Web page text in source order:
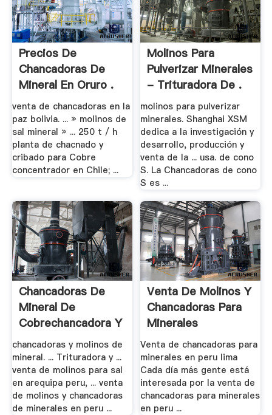
Precios De
Chancadoras De
Mineral En Oruro .
venta de chancadoras en la
paz bolivia. ... » molinos de
sal mineral » ... 250 t / h
planta de chacnado y
cribado para Cobre
concentrador en Chile; ...
Molinos Para
Pulverizar Minerales
- Trituradora De .
molinos para pulverizar
minerales. Shanghai XSM
dedica a la investigación y
desarrollo, producción y
venta de la ... usa. de cono
S. La Chancadoras de cono
S es ...
Chancadoras De
Mineral De
Cobrechancadora Y
.
chancadoras y molinos de
mineral. ... Trituradora y ...
venta de molinos para sal
en arequipa peru, ... venta
de molinos y chancadoras
de minerales en peru ...
Venta De Molinos Y
Chancadoras Para
Minerales
Venta de chancadoras para
minerales en peru lima
Cada día más gente está
interesada por la venta de
chancadoras para minerales
en peru ...